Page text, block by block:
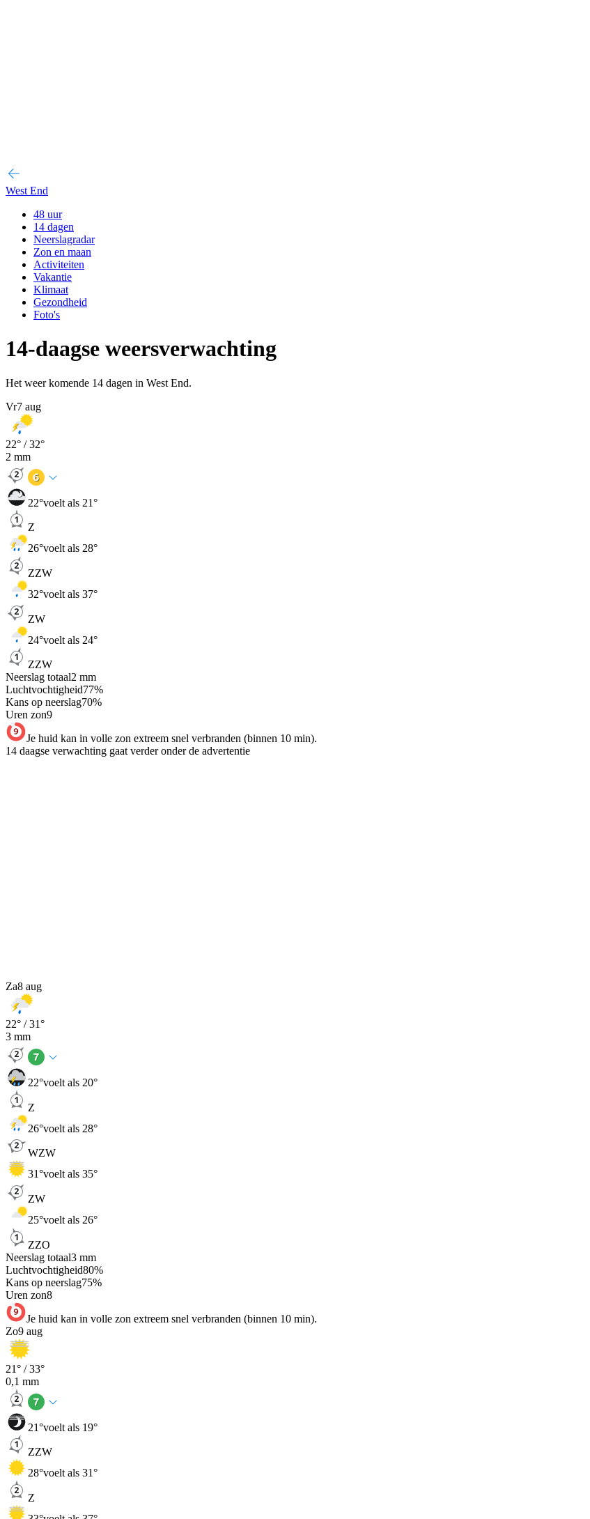
West End
48 uur
14 dagen
Neerslagradar
Zon en maan
Activiteiten
Vakantie
Klimaat
Gezondheid
Foto's
14-daagse weersverwachting
Het weer komende 14 dagen in West End.
Vr7 aug
22° /32°
2 mm
22°voelt als 21°
Z
26°voelt als 28°
ZZW
32°voelt als 37°
ZW
24°voelt als 24°
ZZW
Neerslag totaal2 mm
Luchtvochtigheid77%
Kans op neerslag70%
Uren zon9
Je huid kan in volle zon extreem snel verbranden (binnen 10 min).
14 daagse verwachting gaat verder onder de advertentie
Za8 aug
22° /31°
3 mm
22°voelt als 20°
Z
26°voelt als 28°
WZW
31°voelt als 35°
ZW
25°voelt als 26°
ZZO
Neerslag totaal3 mm
Luchtvochtigheid80%
Kans op neerslag75%
Uren zon8
Je huid kan in volle zon extreem snel verbranden (binnen 10 min).
Zo9 aug
21° /33°
0,1 mm
21°voelt als 19°
ZZW
28°voelt als 31°
Z